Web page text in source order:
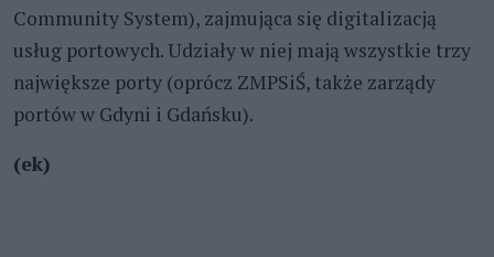
Community System), zajmująca się digitalizacją
usług portowych. Udziały w niej mają wszystkie trzy
największe porty (oprócz ZMPSiŚ, także zarządy
portów w Gdyni i Gdańsku).
(ek)